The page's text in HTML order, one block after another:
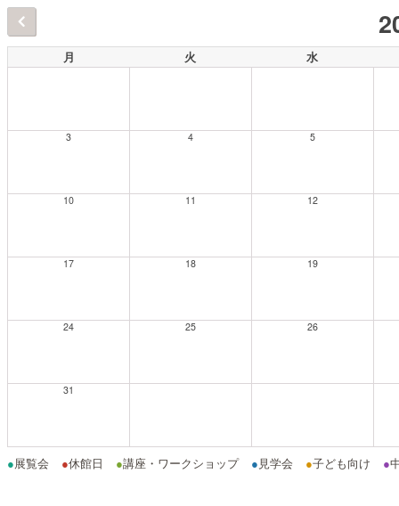
月 火 水
3 4 5
10 11 12
17 18 19
24 25 26
31
●展覧会 ●休館日 ●講座・ワークショップ ● 見学会 ●子ども向け ●